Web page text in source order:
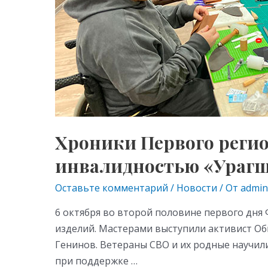
Хроники Первого
инвалидностью
Оставьте комментарий / Новости / От admin
6 октября во второй половине первого
изделий. Мастерами выступили активист
Генинов. Ветераны СВО и их родные
при поддержке …
с
инвалидностью
«Урагшаа»